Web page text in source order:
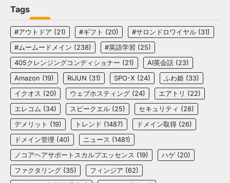
Tags
#アウトドア (21) #ギフト (20) #サロンドロワイヤル (31)
#ムームードメイン (238) #英語学習 (25)
405クレンジングコンディショナー (21) AI英会話 (23)
Amazon (19) RiJUN (31) SPO-X (24) ふわ姫 (33)
イクオス (20) ウェブホスティング (24) エアトリ (22)
エレコム (34) スピークエル (25) セキュリティ (28)
デメリット (19) トレンド (1487) ドメイン取得 (26)
ドメイン管理 (40) ニュース (1481)
ノコアヘアサポートスカルプエッセンス (19) ハゲ (20)
ファクタリング (35) フィンジア (62)